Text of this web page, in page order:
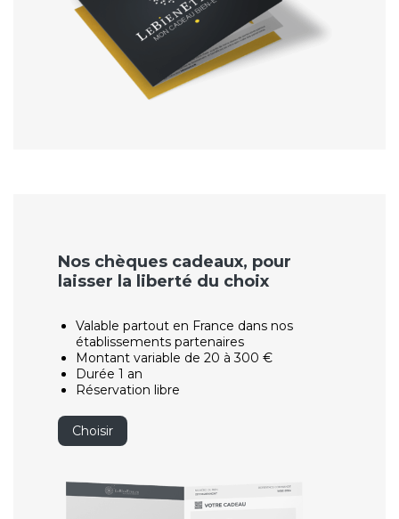
Nos chèques cadeaux, pour
laisser la liberté du choix
Valable partout en France dans nos
établissements partenaires
Montant variable de 20 à 300 €
Durée 1 an
Réservation libre
Choisir